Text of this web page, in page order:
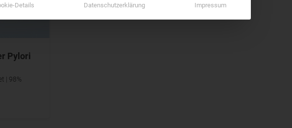
Pylori
| 98%
Details Datenschutzerklärung Impressum